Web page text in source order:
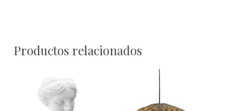
Productos relacionados